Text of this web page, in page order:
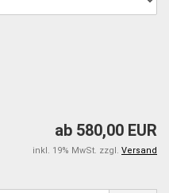
ab 580,00 EUR
inkl. 19% MwSt. zzgl. Versand